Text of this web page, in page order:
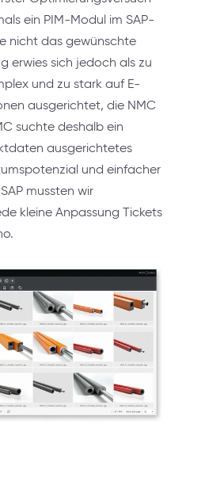
ein PIM-Modul im SAP-
nicht das gewünschte
erwies sich jedoch als zu
und zu stark auf E-
ausgerichtet, die NMC
suchte deshalb ein
ausgerichtetes
und einfacher
mussten wir
kleine Anpassung Tickets